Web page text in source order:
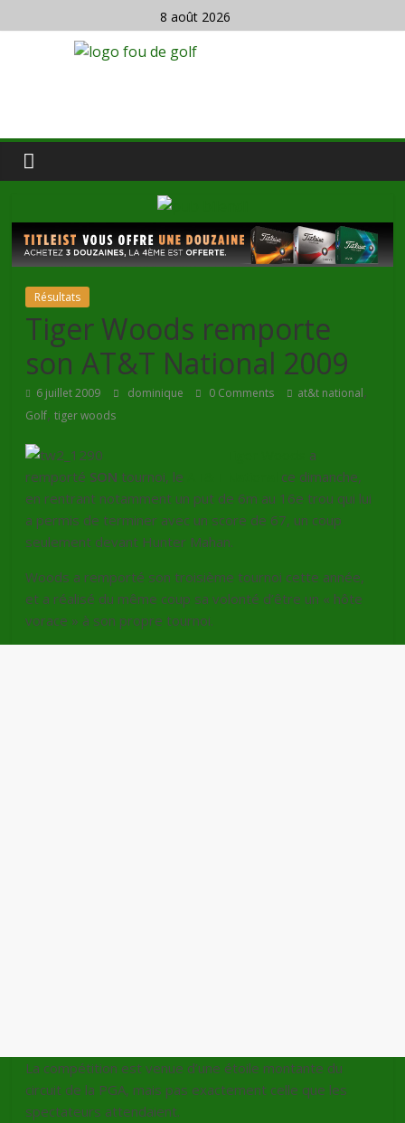
8 août 2026
Résultats
Tiger Woods remporte
son AT&T National 2009
6 juillet 2009 dominique 0 Comments at&t national,
Golf,tiger woods
a
remporté SON tournoi, le
ce dimanche,
en rentrant notamment un put de 6m au 16e trou qui lui
a permis de terminer avec un score de 67, un coup
seulement devant Hunter Mahan.
Woods a remporté son troisième tournoi cette année,
et a réalisé du même coup sa volonté d’être un « hôte
vorace » à son propre tournoi.
La compétition est venue d’une étoile montante du
circuit de la PGA, mais pas exactement celle que les
spectateurs attendaient.